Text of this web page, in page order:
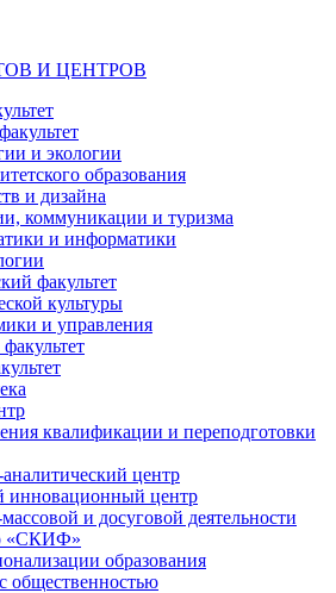
И ЦЕНТРОВ
и экологии
образования
и дизайна
коммуникации и туризма
и информатики
факультет
культуры
и управления
квалификации и переподготовки
центр
инновационный центр
и досуговой деятельности
«СКИФ»
образования
общественностью